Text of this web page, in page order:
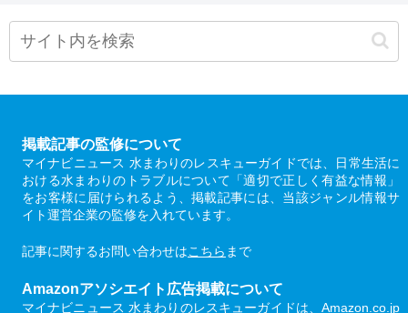
掲載記事の監修について
マイナビニュース 水まわりのレスキューガイドでは、日常生活に
おける水まわりのトラブルについて「適切で正しく有益な情報」
をお客様に届けられるよう、掲載記事には、当該ジャンル情報サ
イト運営企業の監修を入れています。
記事に関するお問い合わせはこちら まで
Amazonアソシエイト広告掲載について
マイナビニュース 水まわりのレスキューガイドは、Amazon.co.jp